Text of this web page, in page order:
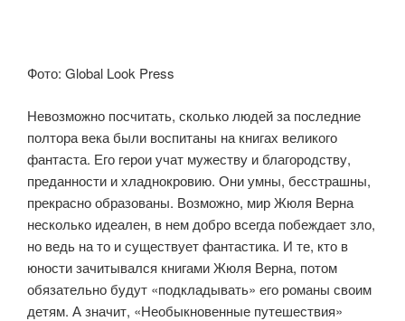
Фото: Global Look Press
Невозможно посчитать, сколько людей за последние
полтора века были воспитаны на книгах великого
фантаста. Его герои учат мужеству и благородству,
преданности и хладнокровию. Они умны, бесстрашны,
прекрасно образованы. Возможно, мир Жюля Верна
несколько идеален, в нем добро всегда побеждает зло,
но ведь на то и существует фантастика. И те, кто в
юности зачитывался книгами Жюля Верна, потом
обязательно будут «подкладывать» его романы своим
детям. А значит, «Необыкновенные путешествия»